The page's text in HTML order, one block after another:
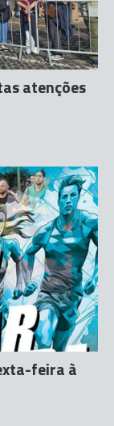
atenções
feira à